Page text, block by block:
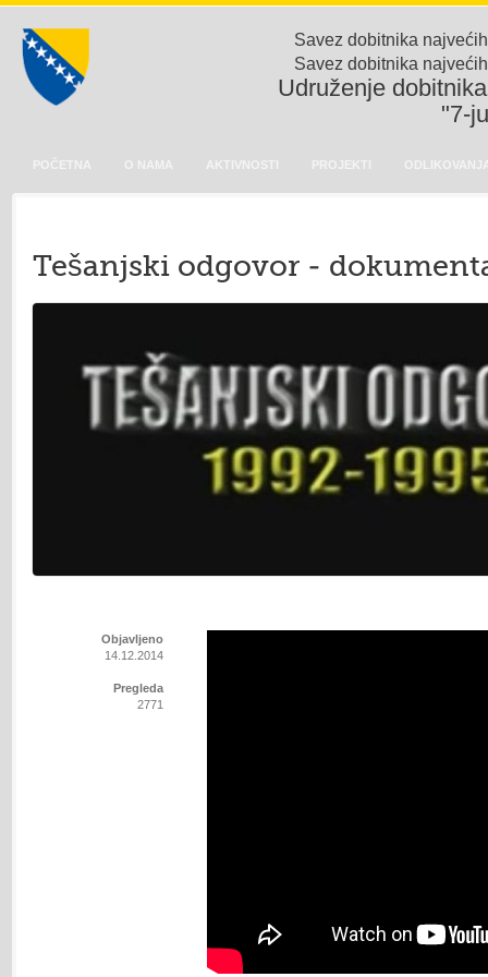
Savez dobitnika
Savez dobitnika
Udruženje
"7-
POČETNA O NAMA AKTIVNOSTI PROJEKTI
Tešanjski odgovor -
Objavljeno
14.12.2014
Pregleda
2771